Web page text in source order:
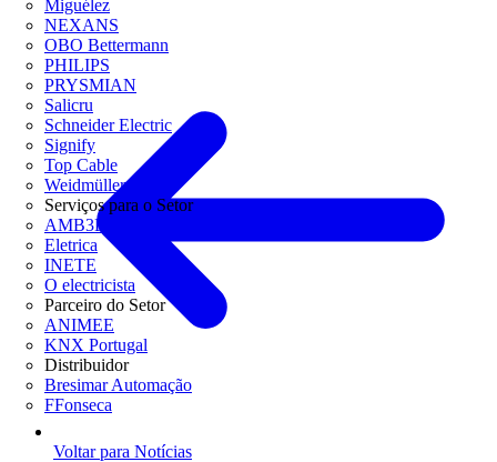
Miguélez
NEXANS
OBO Bettermann
PHILIPS
PRYSMIAN
Salicru
Schneider Electric
Signify
Top Cable
Weidmüller
Serviços para o Setor
AMB3E
Eletrica
INETE
O electricista
Parceiro do Setor
ANIMEE
KNX Portugal
Distribuidor
Bresimar Automação
FFonseca
Voltar para Notícias